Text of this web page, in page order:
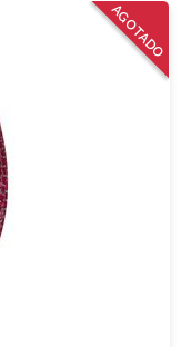
AGOTADO